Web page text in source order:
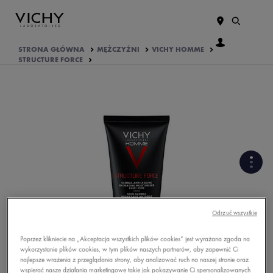
STRONA GŁÓWNA MĘŻCZYŹNI
VICHY HOMME
STRUCTURE FORCE
FORMUŁA BOGATA W
SKŁADNIKI AKTYWNE
PRODUKCIE
OPINIE O PRODUKCIE
Poprzez klikniecie na „Akceptacja wszystkich plików cookies” jest wyrażana zgoda na
wykorzystanie plików cookies, w tym plików naszych partnerów, aby zapewnić Ci
najlepsze wrażenia z przeglądania strony, aby analizować ruch na naszej stronie oraz
wspierać nasze działania marketingowe takie jak pokazywanie Ci spersonalizowanych
Odrzuć wszystkie